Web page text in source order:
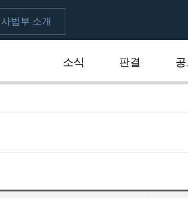
사법부 소개
소식 판결